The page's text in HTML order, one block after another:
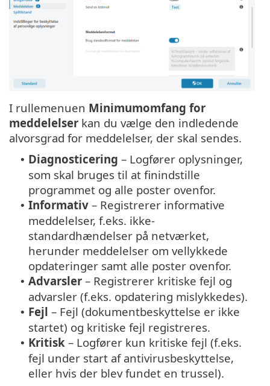
I rullemenuen Minimumomfang for
meddelelser kan du vælge den indledende
alvorsgrad for meddelelser, der skal sendes.
• Diagnosticering – Logfører oplysninger,
som skal bruges til at finindstille
programmet og alle poster ovenfor.
• Informativ – Registrerer informative
meddelelser, f.eks. ikke-
standardhændelser på netværket,
herunder meddelelser om vellykkede
opdateringer samt alle poster ovenfor.
• Advarsler – Registrerer kritiske fejl og
advarsler (f.eks. opdatering mislykkedes).
• Fejl – Fejl (dokumentbeskyttelse er ikke
startet) og kritiske fejl registreres.
• Kritisk – Logfører kun kritiske fejl (f.eks.
fejl under start af antivirusbeskyttelse,
eller hvis der blev fundet en trussel).